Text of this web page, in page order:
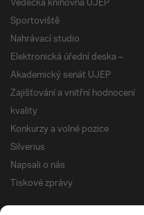
Sportoviště
Nahrávací studio
Elektronická úřední deska –
Akademický senát UJEP
Zajišťování a vnitřní hodnocení
kvality
Konkurzy a volné pozice
Silverius
Napsali o nás
Tiskové zprávy